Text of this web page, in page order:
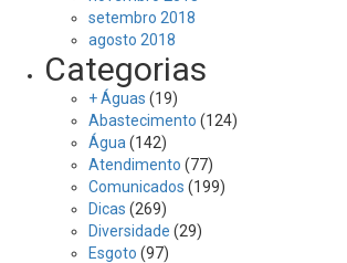
setembro 2018
agosto 2018
Categorias
+ Águas (19)
Abastecimento (124)
Água (142)
Atendimento (77)
Comunicados (199)
Dicas (269)
Diversidade (29)
Esgoto (97)